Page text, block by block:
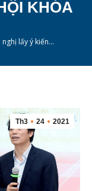
KHÓA
nghị lấy ý kiến…
Th3 24 2021